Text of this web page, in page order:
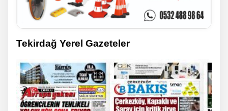
Tekirdağ Yerel Gazeteler